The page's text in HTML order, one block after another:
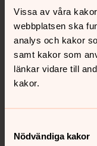
Vissa av våra
webbplatsen ska
analys och kakor
samt kakor som
länkar vidare till
kakor.
Nödvändiga kakor
Kontakt
Kalender